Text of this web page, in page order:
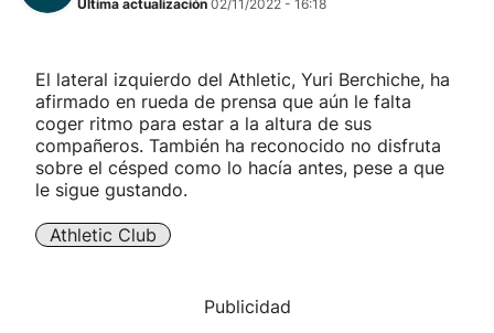
Última actualización 02/11/2022 - 16:18
El lateral izquierdo del Athletic, Yuri Berchiche, ha
afirmado en rueda de prensa que aún le falta
coger ritmo para estar a la altura de sus
compañeros. También ha reconocido no disfruta
sobre el césped como lo hacía antes, pese a que
le sigue gustando.
Athletic Club
Publicidad